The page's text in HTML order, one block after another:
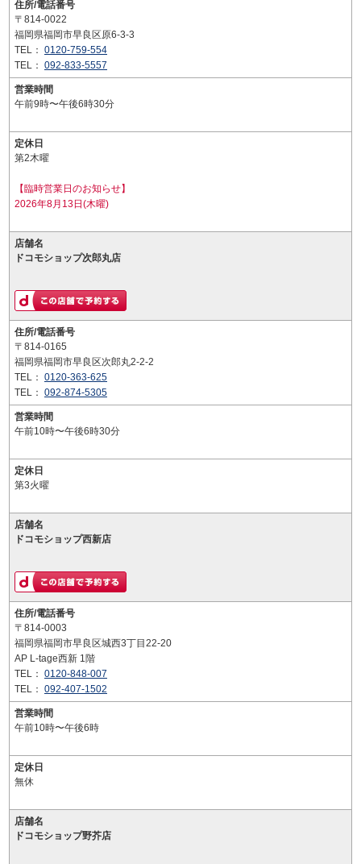
住所/電話番号
〒814-0022
福岡県福岡市早良区原6-3-3
TEL： 0120-759-554
TEL： 092-833-5557
営業時間
午前9時〜午後6時30分
定休日
第2木曜
【臨時営業日のお知らせ】
2026年8月13日(木曜)
店舗名
ドコモショップ次郎丸店
住所/電話番号
〒814-0165
福岡県福岡市早良区次郎丸2-2-2
TEL： 0120-363-625
TEL： 092-874-5305
営業時間
午前10時〜午後6時30分
定休日
第3火曜
店舗名
ドコモショップ西新店
住所/電話番号
〒814-0003
福岡県福岡市早良区城西3丁目22-20
AP L-tage西新 1階
TEL： 0120-848-007
TEL： 092-407-1502
営業時間
午前10時〜午後6時
定休日
無休
店舗名
ドコモショップ野芥店